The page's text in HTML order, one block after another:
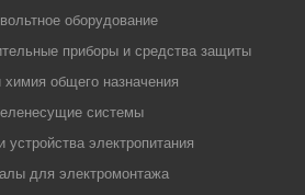
оборудование
приборы и средства защиты
химия общего назначения
системы
электропитания
для электромонтажа